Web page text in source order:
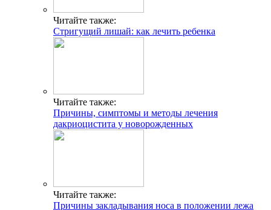
Читайте также:
Стригущий лишай: как лечить ребенка
Читайте также:
Причины, симптомы и методы лечения
дакриоцистита у новорожденных
Читайте также:
Причины закладывания носа в положении лежа